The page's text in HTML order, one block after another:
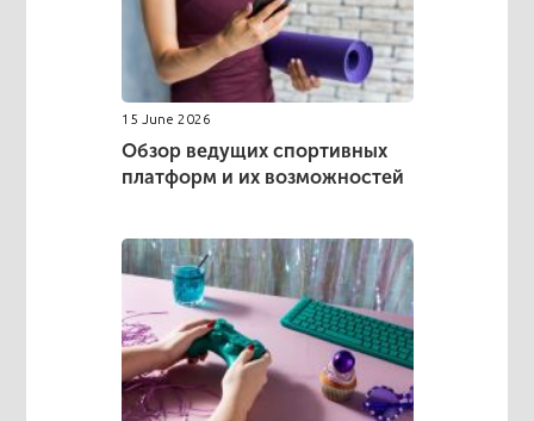
15 June 2026
Обзор ведущих спортивных
платформ и их возможностей